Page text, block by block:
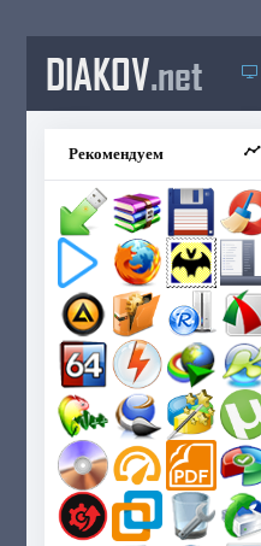
DIAKOV.net
Рекомендуем